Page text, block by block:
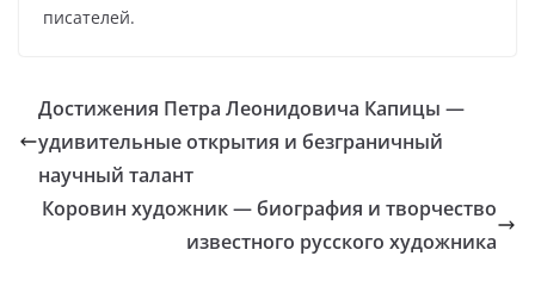
писателей.
Достижения Петра Леонидовича Капицы —
удивительные открытия и безграничный
научный талант
Коровин художник — биография и творчество
известного русского художника